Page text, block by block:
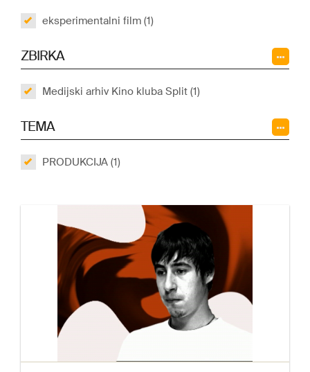
eksperimentalni film (1)
ZBIRKA
Medijski arhiv Kino kluba Split (1)
TEMA
PRODUKCIJA (1)